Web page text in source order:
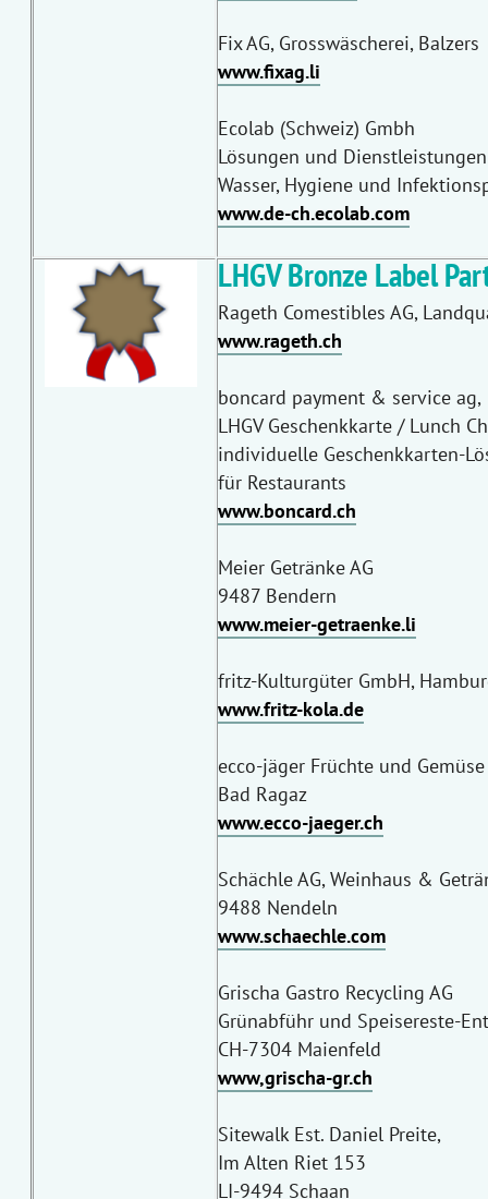
Fix AG, Grosswäscherei, Balzers
www.fixag.li
Ecolab (Schweiz) Gmbh
Lösungen und
Wasser, Hygiene und
www.de-ch.ecolab.com
LHGV Bronze Label
Rageth Comestibles AG,
www.rageth.ch
boncard payment & service ag,
LHGV Geschenkkarte / Lunch
individuelle Geschenkkarten-
für Restaurants
www.boncard.ch
Meier Getränke AG
9487 Bendern
www.meier-getraenke.li
fritz-Kulturgüter GmbH,
www.fritz-kola.de
ecco-jäger Früchte und Gemüse
Bad Ragaz
www.ecco-jaeger.ch
Schächle AG, Weinhaus &
9488 Nendeln
www.schaechle.com
Grischa Gastro Recycling AG
Grünabführ und Speisereste-
CH-7304 Maienfeld
www,grischa-gr.ch
Sitewalk Est. Daniel Preite,
Im Alten Riet 153
LI-9494 Schaan